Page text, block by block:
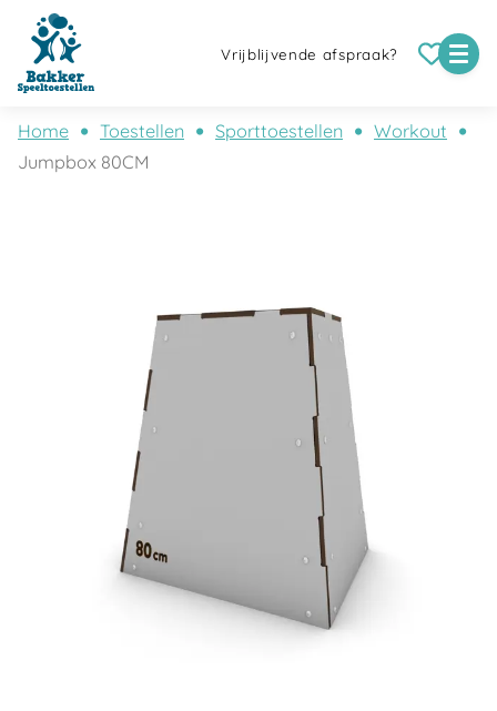
Vrijblijvende afspraak?
Home Toestellen Sporttoestellen
Workout
Jumpbox 80CM